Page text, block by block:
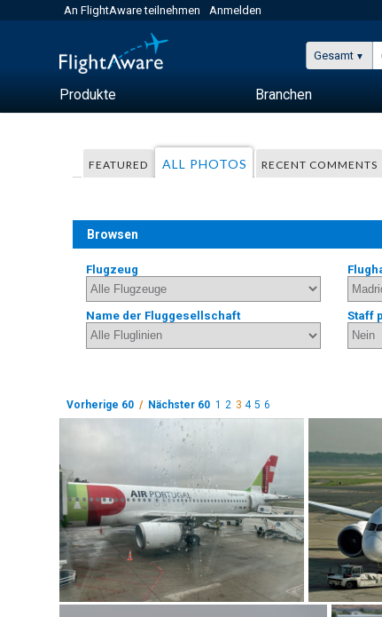
An FlightAware teilnehmen Anmelden
Gesamt
Produkte Branchen
FEATURED ALL PHOTOS RECENT COMMENTS
Browsen
Flugzeug
Name der Fluggesellschaft Staff
Vorherige 60 / Nächster 60 1 2 3 4 5 6